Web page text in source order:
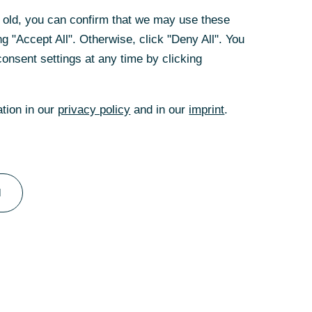
die
sowie
Denn
viele
und einer
werden
völlig
mit
you can confirm that we may use these
"Accept All". Otherwise, click "Deny All". You
settings at any time by clicking
in our privacy policy and in our imprint.